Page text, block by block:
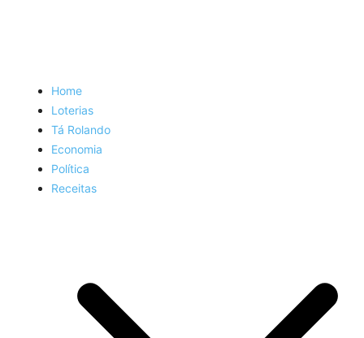
Home
Loterias
Tá Rolando
Economia
Política
Receitas